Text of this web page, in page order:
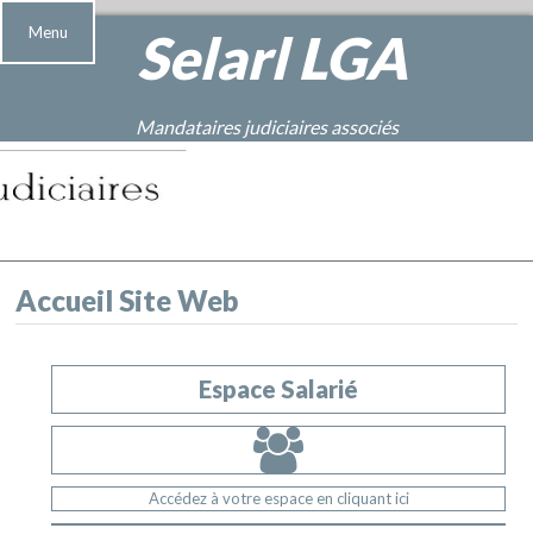
SelarlLGA
Mandataires judiciaires associés
Menu
Accueil Site Web
Espace Salarié
Accédez à votre espace en cliquant ici